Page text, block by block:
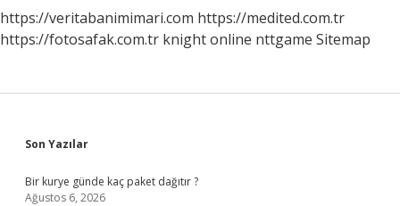
Mı
https://veritabanimimari.com https://medited.com.tr
https://fotosafak.com.tr knight online nttgame Sitemap
Sidebar
Son Yazılar
Bir kurye günde kaç paket dağıtır ?
Ağustos 6, 2026